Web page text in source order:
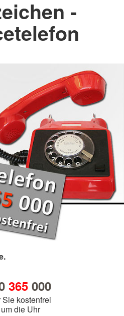
-
365000
Sie kostenfrei
die Uhr